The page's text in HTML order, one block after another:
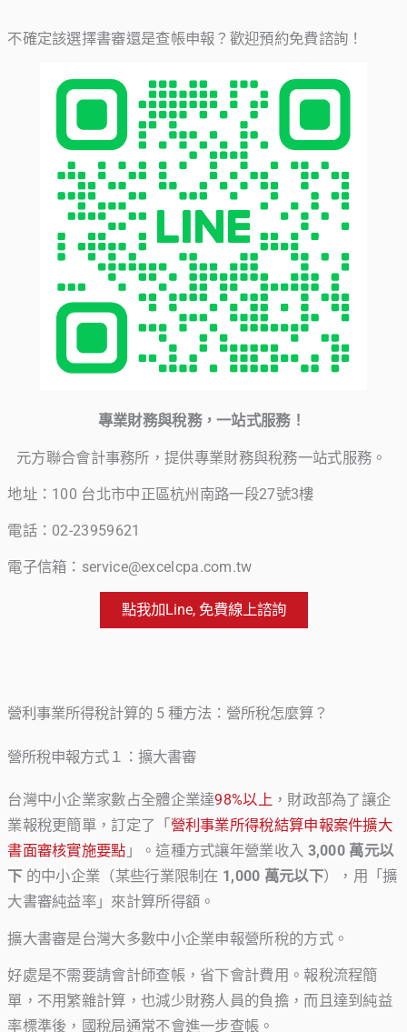
不確定該選擇書審還是查帳申報？歡迎預約免費諮詢！
專業財務與稅務，一站式服務！
元方聯合會計事務所，提供專業財務與稅務一站式服務。
地址：100 台北市中正區杭州南路一段27號3樓
電話：02-23959621
電子信箱：service@excelcpa.com.tw
點我加Line, 免費線上諮詢
營利事業所得稅計算的 5 種方法：營所稅怎麼算？
營所稅申報方式１：擴大書審
台灣中小企業家數占全體企業達98%以上，財政部為了讓企
業報稅更簡單，訂定了「 營利事業所得稅結算申報案件擴大
書面審核實施要點 」。這種方式讓年營業收入 3,000 萬元以
下 的中小企業（某些行業限制在 1,000 萬元以下），用「擴
大書審純益率」來計算所得額。
擴大書審是台灣大多數中小企業申報營所稅的方式。
好處是不需要請會計師查帳，省下會計費用。報稅流程簡
單，不用繁雜計算，也減少財務人員的負擔，而且達到純益
率標準後，國稅局通常不會進一步查帳。